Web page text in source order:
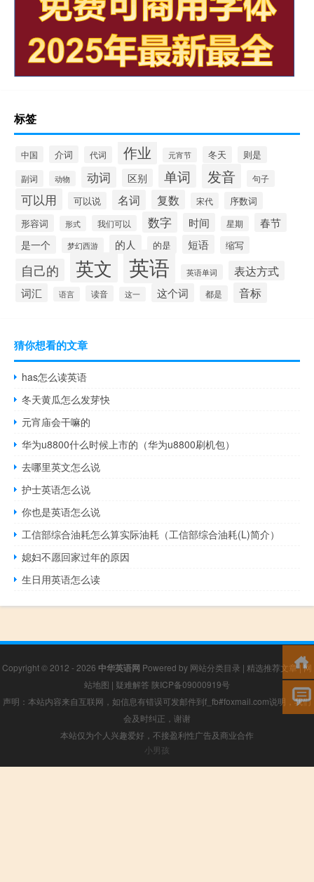
标签
中国 介词 代词 作业 元宵节 冬天
则是
副词
动物 动词 区别 单词 发音 句子
可以用 可以说 名词 复数 宋代
序数词
形容词
形式 我们可以 数字 时间 星期 春节
是一个 梦幻西游 的人 的是 短语 缩写
自己的 英文 英语 英语单词 表达方式
词汇 语言 读音 这一 这个词 都是 音标
猜你想看的文章
has怎么读英语
冬天黄瓜怎么发芽快
元宵庙会干嘛的
华为u8800什么时候上市的（华为u8800刷机包）
去哪里英文怎么说
护士英语怎么说
你也是英语怎么说
工信部综合油耗怎么算实际油耗（工信部综合油耗(L)简介）
媳妇不愿回家过年的原因
生日用英语怎么读
Copyright © 2012 - 2026 中华英语网 Powered by 网站分类目录 | 精选推荐文章|网
站地图 | 疑难解答 陕ICP备09000919号
声明：本站内容来自互联网，如信息有错误可发邮件到f_fb#foxmail.com说明，我们
会及时纠正，谢谢
本站仅为个人兴趣爱好，不接盈利性广告及商业合作
小男孩